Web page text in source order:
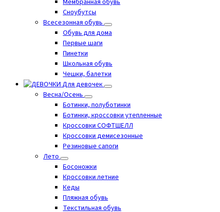
Мембранная обувь
Сноубутсы
Всесезонная обувь
Обувь для дома
Первые шаги
Пинетки
Школьная обувь
Чешки, балетки
Для девочек
Весна/Осень
Ботинки, полуботинки
Ботинки, кроссовки утепленные
Кроссовки СОФТШЕЛЛ
Кроссовки демисезонные
Резиновые сапоги
Лето
Босоножки
Кроссовки летние
Кеды
Пляжная обувь
Текстильная обувь